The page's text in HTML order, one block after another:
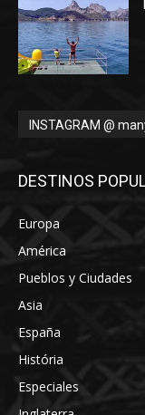
INSTAGRAM @
DESTINOS
Europa
América
Pueblos y Ciudades
Asia
España
História
Especiales